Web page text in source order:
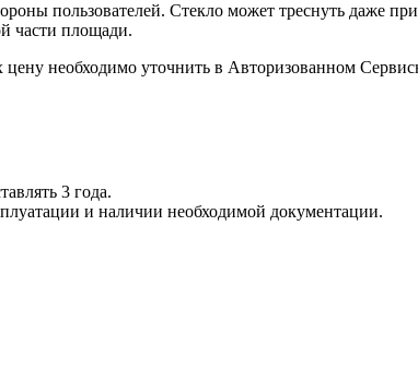
пользователей. Стекло может треснуть даже
части площади.
цену необходимо уточнить в Авторизованном
3 года.
и наличии необходимой документации.